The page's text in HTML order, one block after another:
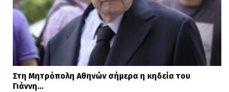
Στη Μητρόπολη Αθηνών σήμερα η κηδεία του
Γιάννη…